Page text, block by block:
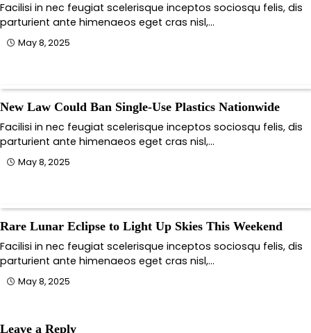
Facilisi in nec feugiat scelerisque inceptos sociosqu felis, dis
parturient ante himenaeos eget cras nisl,…
May 8, 2025
New Law Could Ban Single-Use Plastics Nationwide
Facilisi in nec feugiat scelerisque inceptos sociosqu felis, dis
parturient ante himenaeos eget cras nisl,…
May 8, 2025
Rare Lunar Eclipse to Light Up Skies This Weekend
Facilisi in nec feugiat scelerisque inceptos sociosqu felis, dis
parturient ante himenaeos eget cras nisl,…
May 8, 2025
Leave a Reply